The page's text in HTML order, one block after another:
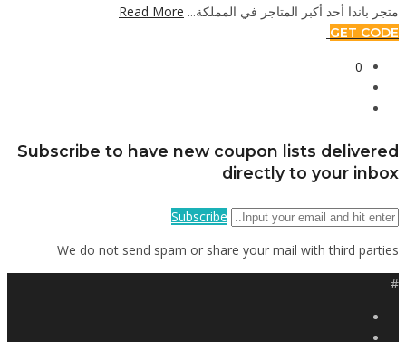
متجر باندا أحد أكبر المتاجر في المملكة... Read More
GET CODE
0
Subscribe to have new coupon lists delivered
directly to your inbox
Subscribe
We do not send spam or share your mail with third parties
#